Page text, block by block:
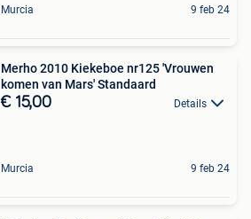
Murcia 9 feb 24
Merho 2010 Kiekeboe nr125 'Vrouwen
komen van Mars' Standaard
€ 15,00 Details
Murcia 9 feb 24